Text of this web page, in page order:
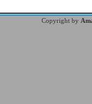
Copyright by